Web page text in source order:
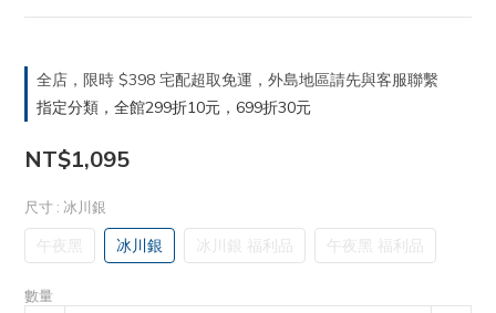
全店，限時 $398 宅配超取免運，外島地區請先與客服聯繫
指定分類，全館299折10元，699折30元
NT$1,095
尺寸 : 冰川銀
午夜黑 冰川銀 冰川銀 福利品 午夜黑 福利品
數量